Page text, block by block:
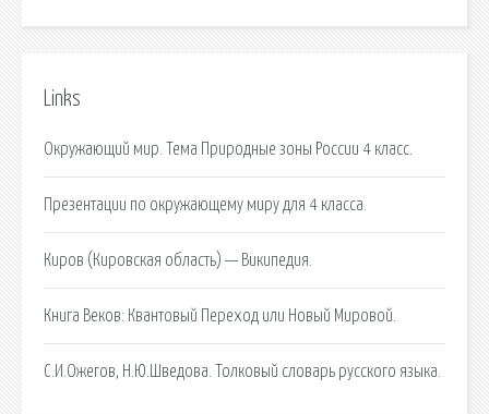
Links
Окружающий мир. Тема Природные зоны России 4 класс.
Презентации по окружающему миру для 4 класса.
Киров (Кировская область) — Википедия.
Книга Веков: Квантовый Переход или Новый Мировой.
С.И.Ожегов, Н.Ю.Шведова. Толковый словарь русского языка.